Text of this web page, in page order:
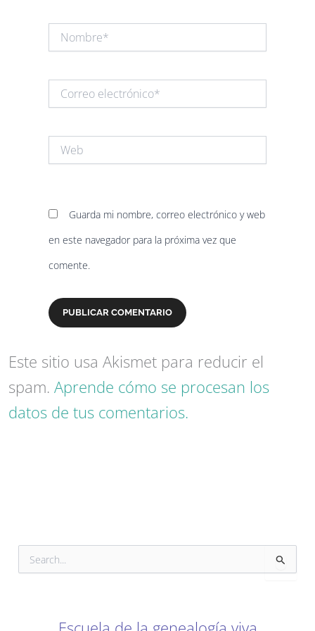
electrónico*
Guarda mi nombre, correo electrónico y web
en este navegador para la próxima vez que
comente.
Este sitio usa Akismet para reducir el
spam.Aprende cómo se procesan los
datos de tus comentarios.